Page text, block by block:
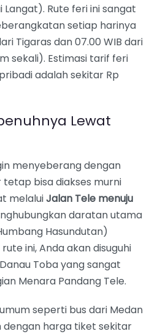
Rute feri ini sangat
setiap harinya
Tigaras dan 07.00 WIB dari
sekali). Estimasi tarif feri
adalah sekitar Rp
Lewat
menyeberang dengan
tetap bisa diakses murni
melaluiJalan Tele menuju
daratan utama
Hasundutan)
ini, Anda akan disuguhi
Toba yang sangat
Menara Pandang Tele.
seperti bus dari Medan
dengan harga tiket sekitar